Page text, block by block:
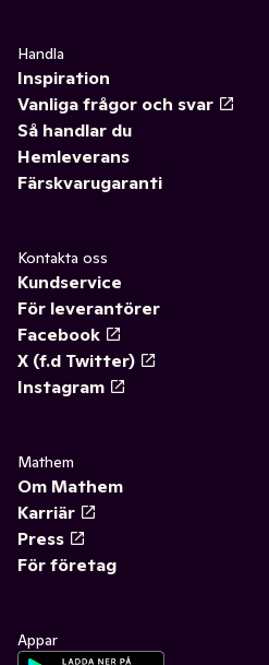
Handla
Inspiration
Vanliga frågor och svar
Så handlar du
Hemleverans
Färskvarugaranti
Kontakta oss
Kundservice
För leverantörer
Facebook
X (f.d Twitter)
Instagram
Mathem
Om Mathem
Karriär
Press
För företag
Appar